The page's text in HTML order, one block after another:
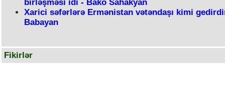
birləşməsi idi - Bako Sahakyan
Xarici səfərlərə Ermənistan vətəndaşı kimi
Babayan
Fikirlər